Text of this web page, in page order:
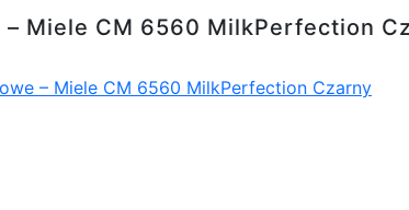
Miele CM 6560 MilkPerfection
– Miele CM 6560 MilkPerfection Czarny